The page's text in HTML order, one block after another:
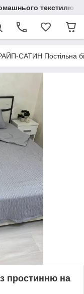
текстилю
САТИН Постільна
з простинню на